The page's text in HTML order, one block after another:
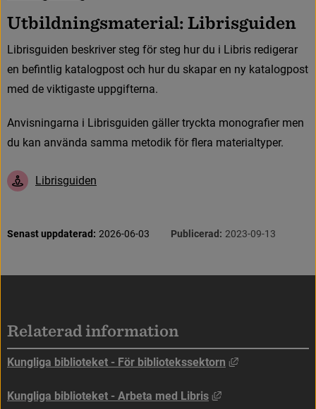
Utbildningsmaterial:Librisguiden
Librisguiden beskriver steg för steg hur du i Libris redigerar
en befntlig katalogpost och hur du skapar en ny katalogpost
med de viktigaste uppgifterna.
Anvisningarna i Librisguiden gäller tryckta monografer men
du kan använda samma metodik för fera materialtyper.
Librisguiden
Sidinformation
Senast uppdaterad: 2026-06-03 Publicerad: 2023-09-13
Relaterad information
Kungliga biblioteket - För bibliotekssektorn Länk till annan
Kungliga biblioteket - Arbeta med Libris Länk till annan